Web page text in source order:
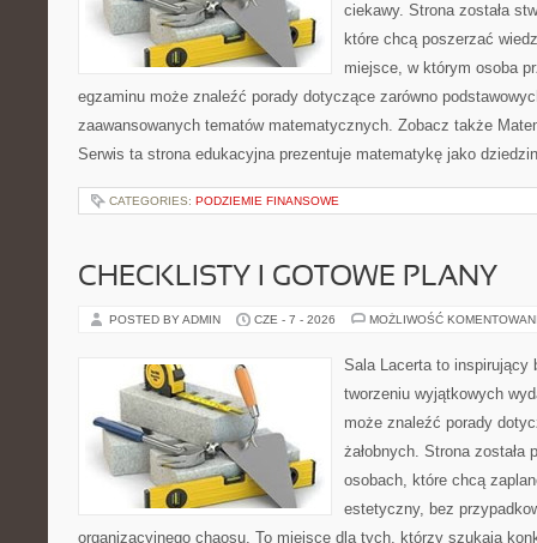
ciekawy. Strona została
które chcą poszerzać
miejsce, w którym osoba
egzaminu może znaleźć porady dotyczące zarówno
zaawansowanych tematów matematycznych. Zobacz także
Serwis ta strona edukacyjna prezentuje matematykę jako
CATEGORIES: PODZIEMIE FINANSOWE
CHECKLISTY I GOTOWE PLANY
POSTED BY ADMIN CZE - 7 - 2026 MOŻLIWOŚĆ
Sala Lacerta to inspirujący
tworzeniu wyjątkowych
może znaleźć porady
żałobnych. Strona została
osobach, które chcą
estetyczny, bez
organizacyjnego chaosu. To miejsce dla tych, którzy szukają